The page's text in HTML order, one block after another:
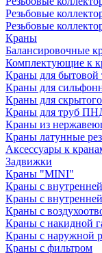
Резьбовые
Резьбовые
Краны
Балансировочные
Комплектующие к
Краны для бытовой
Краны для
Краны для
Краны для труб
Краны из
Краны латунные
Аксессуары к
Задвижки
Краны "MINI"
Краны с
Краны с
Краны с
Краны с накидной
Краны с наружной
Краны с фильтром